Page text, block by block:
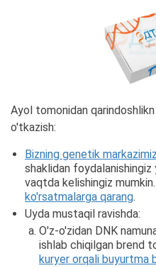
Ayol tomonidan
o'tkazish:
Bizning genetik
shaklidan
vaqtda kelishingiz
ko'rsatmalarga qarang.
Uyda mustaqil ravishda:
O'z-o'zidan DNK
ishlab chiqilgan brend
kuryer orqali buyurtma